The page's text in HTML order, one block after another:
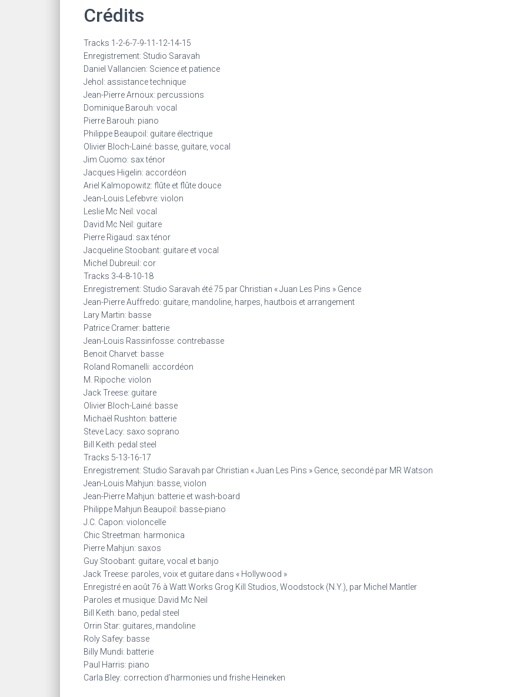
Crédits
Tracks 1-2-6-7-9-11-12-14-15
Enregistrement: Studio Saravah
Daniel Vallancien: Science et patience
Jehol: assistance technique
Jean-Pierre Arnoux: percussions
Dominique Barouh: vocal
Pierre Barouh: piano
Philippe Beaupoil: guitare électrique
Olivier Bloch-Lainé: basse, guitare, vocal
Jim Cuomo: sax ténor
Jacques Higelin: accordéon
Ariel Kalmopowitz: flûte et flûte douce
Jean-Louis Lefebvre: violon
Leslie Mc Neil: vocal
David Mc Neil: guitare
Pierre Rigaud: sax ténor
Jacqueline Stoobant: guitare et vocal
Michel Dubreuil: cor
Tracks 3-4-8-10-18
Enregistrement: Studio Saravah été 75 par Christian « Juan Les Pins » Gence
Jean-Pierre Auffredo: guitare, mandoline, harpes, hautbois et arrangement
Lary Martin: basse
Patrice Cramer: batterie
Jean-Louis Rassinfosse: contrebasse
Benoit Charvet: basse
Roland Romanelli: accordéon
M. Ripoche: violon
Jack Treese: guitare
Olivier Bloch-Lainé: basse
Michaël Rushton: batterie
Steve Lacy: saxo soprano
Bill Keith: pedal steel
Tracks 5-13-16-17
Enregistrement: Studio Saravah par Christian « Juan Les Pins » Gence, secondé par MR Watson
Jean-Louis Mahjun: basse, violon
Jean-Pierre Mahjun: batterie et wash-board
Philippe Mahjun Beaupoil: basse-piano
J.C. Capon: violoncelle
Chic Streetman: harmonica
Pierre Mahjun: saxos
Guy Stoobant: guitare, vocal et banjo
Jack Treese: paroles, voix et guitare dans « Hollywood »
Enregistré en août 76 à Watt Works Grog Kill Studios, Woodstock (N.Y.), par Michel Mantler
Paroles et musique: David Mc Neil
Bill Keith: bano, pedal steel
Orrin Star: guitares, mandoline
Roly Safey: basse
Billy Mundi: batterie
Paul Harris: piano
Carla Bley: correction d’harmonies und frishe Heineken